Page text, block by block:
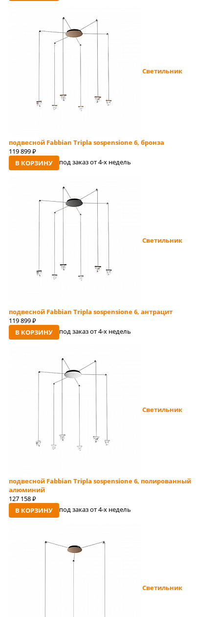
Светильник
подвесной Fabbian Tripla sospensione 6, бронза
119 899 руб
В КОРЗИНУ под заказ от 4-x недель
Светильник
подвесной Fabbian Tripla sospensione 6, антрацит
119 899 руб
В КОРЗИНУ под заказ от 4-x недель
Светильник
подвесной Fabbian Tripla sospensione 6, полированный
алюминий
127 158 руб
В КОРЗИНУ под заказ от 4-x недель
Светильник